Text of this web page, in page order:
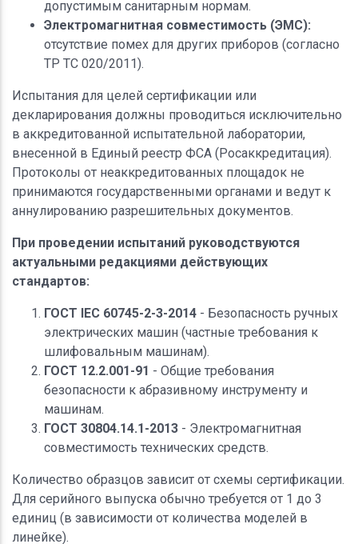
допустимым санитарным нормам.
Электромагнитная совместимость (ЭМС):
отсутствие помех для других приборов (согласно
ТР ТС 020/2011).
Испытания для целей сертификации или
декларирования должны проводиться исключительно
в аккредитованной испытательной лаборатории,
внесенной в Единый реестр ФСА (Росаккредитация).
Протоколы от неаккредитованных площадок не
принимаются государственными органами и ведут к
аннулированию разрешительных документов.
При проведении испытаний руководствуются
актуальными редакциями действующих
стандартов:
ГОСТ IEC 60745-2-3-2014 - Безопасность ручных
электрических машин (частные требования к
шлифовальным машинам).
ГОСТ 12.2.001-91 - Общие требования
безопасности к абразивному инструменту и
машинам.
ГОСТ 30804.14.1-2013 - Электромагнитная
совместимость технических средств.
Количество образцов зависит от схемы сертификации.
Для серийного выпуска обычно требуется от 1 до 3
единиц (в зависимости от количества моделей в
линейке).